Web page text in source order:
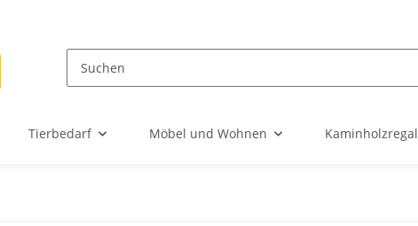
Tierbedarf Möbel und Wohnen Kaminholzregal